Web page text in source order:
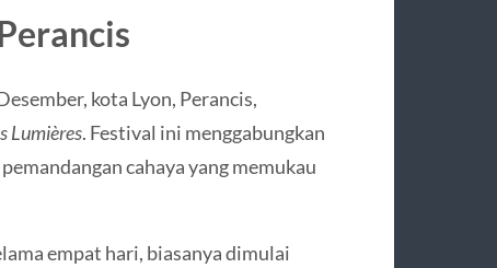
kota Lyon, Perancis,
Lumières. Festival ini menggabungkan
cahaya yang memukau
empat hari, biasanya dimulai